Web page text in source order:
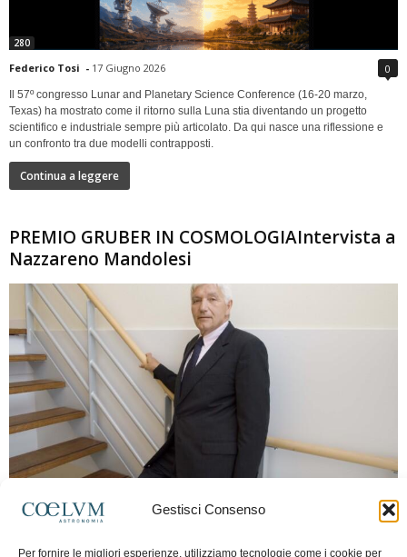
Gestisci Consenso
Per fornire le migliori esperienze, utilizziamo tecnologie come i cookie per
280
Federico Tosi - 17 Giugno 2026 0
Il 57º congresso Lunar and Planetary Science Conference (16-20 marzo,
Texas) ha mostrato come il ritorno sulla Luna stia diventando un progetto
scientifico e industriale sempre più articolato. Da qui nasce una riflessione e
un confronto tra due modelli contrapposti.
Continua a leggere
PREMIO GRUBER IN COSMOLOGIAIntervista a
Nazzareno Mandolesi
Frida Paolella - 16 Giugno 2026 0
spaziale europea e della missione Planck. Il dialogo ripercorre i principali